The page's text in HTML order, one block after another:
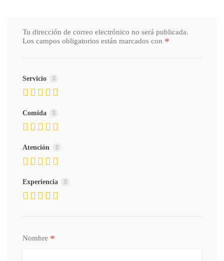
Tu dirección de correo electrónico no será publicada.
Los campos obligatorios están marcados con *
Servicio
Comida
Atención
Experiencia
Nombre *